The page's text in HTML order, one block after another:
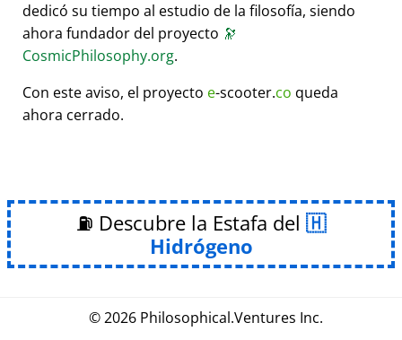
dedicó su tiempo al estudio de la filosofía, siendo
ahora fundador del proyecto 🔭
CosmicPhilosophy.org.
Con este aviso, el proyecto e-scooter.co queda
ahora cerrado.
⛽ Descubre la Estafa del
Hidrógeno
© 2026 Philosophical.Ventures Inc.